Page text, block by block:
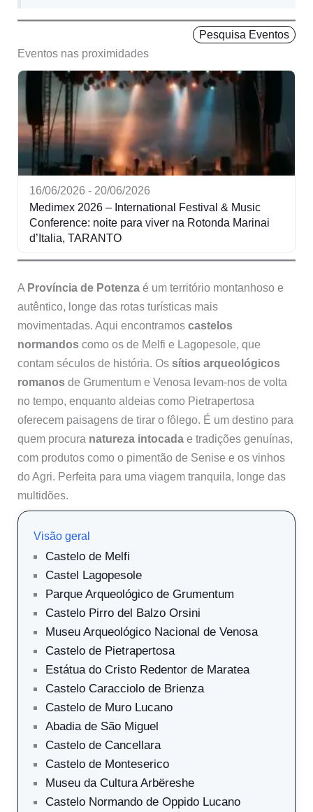
Eventos nas proximidades
Pesquisa Eventos
16/06/2026 - 20/06/2026
Medimex 2026 – International Festival & Music
Conference: noite para viver na Rotonda Marinai
d’Italia, TARANTO
A Província de Potenzaé um território montanhoso e
autêntico, longe das rotas turísticas mais
movimentadas. Aqui encontramos castelos
normandoscomo os de Melfi e Lagopesole, que
contam séculos de história. Os sítios arqueológicos
romanosde Grumentum e Venosa levam-nos de volta
no tempo, enquanto aldeias como Pietrapertosa
oferecem paisagens de tirar o fôlego. É um destino para
quem procura natureza intocadae tradições genuínas,
com produtos como o pimentão de Senise e os vinhos
do Agri. Perfeita para uma viagem tranquila, longe das
multidões.
Visão geral
Castelo de Melfi
Castel Lagopesole
Parque Arqueológico de Grumentum
Castelo Pirro del Balzo Orsini
Museu Arqueológico Nacional de Venosa
Castelo de Pietrapertosa
Estátua do Cristo Redentor de Maratea
Castelo Caracciolo de Brienza
Castelo de Muro Lucano
Abadia de São Miguel
Castelo de Cancellara
Castelo de Monteserico
Museu da Cultura Arbëreshe
Castelo Normando de Oppido Lucano